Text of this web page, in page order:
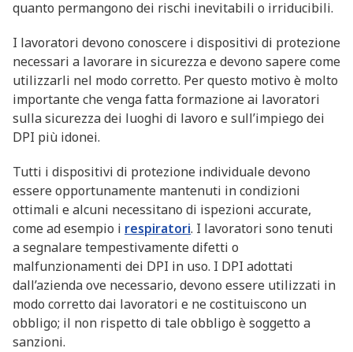
quanto permangono dei rischi inevitabili o irriducibili.
I lavoratori devono conoscere i dispositivi di protezione
necessari a lavorare in sicurezza e devono sapere come
utilizzarli nel modo corretto. Per questo motivo è molto
importante che venga fatta formazione ai lavoratori
sulla sicurezza dei luoghi di lavoro e sull’impiego dei
DPI più idonei.
Tutti i dispositivi di protezione individuale devono
essere opportunamente mantenuti in condizioni
ottimali e alcuni necessitano di ispezioni accurate,
come ad esempio i respiratori. I lavoratori sono tenuti
a segnalare tempestivamente difetti o
malfunzionamenti dei DPI in uso. I DPI adottati
dall’azienda ove necessario, devono essere utilizzati in
modo corretto dai lavoratori e ne costituiscono un
obbligo; il non rispetto di tale obbligo è soggetto a
sanzioni.